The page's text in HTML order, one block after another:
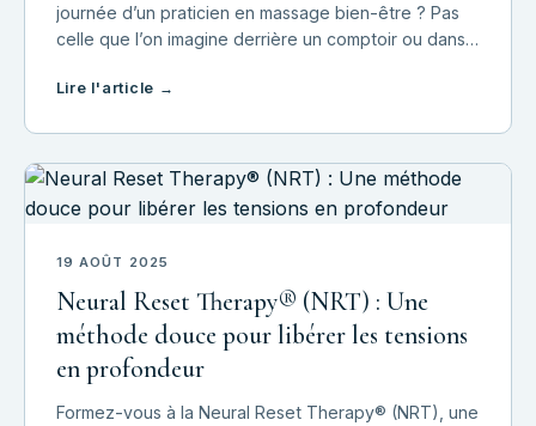
journée d’un praticien en massage bien-être ? Pas
celle que l’on imagine derrière un comptoir ou dans
une présence, chaque respiration une écou
Lire l'article →
19 AOÛT 2025
Neural Reset Therapy® (NRT) : Une
méthode douce pour libérer les tensions
en profondeur
Formez-vous à la Neural Reset Therapy® (NRT), une